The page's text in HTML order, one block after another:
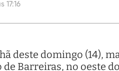
17:16
deste domingo (14),
Barreiras, no oeste